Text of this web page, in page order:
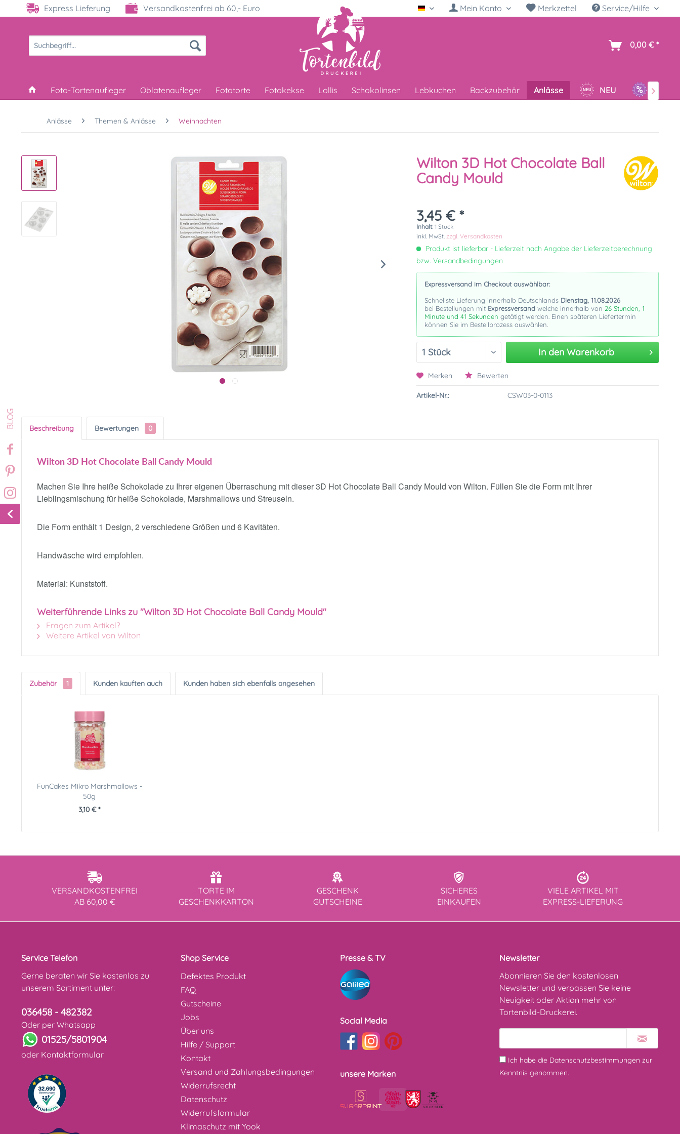
Express Lieferung Versandkostenfrei ab 60,- Euro Deutsch Mein Konto Merkzettel Service/Hilfe
0,00 € *
Foto-Tortenaufleger Oblatenaufleger Fototorte Fotokekse Lollis Schokolinsen Lebkuchen Backzubehör Anlässe NEU SALE

Anlässe Themen & Anlässe Weihnachten
Wilton 3D Hot Chocolate Ball
Candy Mould
3,45 € *
Inhalt:1 Stück
inkl. MwSt.zzgl. Versandkosten
Produkt ist lieferbar - Lieferzeit nach Angabe der Lieferzeitberechnung
bzw. Versandbedingungen
Expressversand im Checkout auswählbar:
Schnellste Lieferung innerhalb Deutschlands Dienstag, 11.08.2026
bei Bestellungen mit Expressversand welche innerhalb von26 Stunden, 1
Minute und 40 Sekunden getätigt werden. Einen späteren Liefertermin
können Sie im Bestellprozess auswählen.
In den Warenkorb
Merken Bewerten
Artikel-Nr.: CSW03-0-0113
Beschreibung Bewertungen 0
Wilton 3D Hot Chocolate Ball Candy Mould
Machen Sie Ihre heiße Schokolade zu Ihrer eigenen Überraschung mit dieser 3D Hot Chocolate Ball Candy Mould von Wilton. Füllen Sie die Form mit Ihrer
Lieblingsmischung für heiße Schokolade, Marshmallows und Streuseln.
Die Form enthält 1 Design, 2 verschiedene Größen und 6 Kavitäten.
Handwäsche wird empfohlen.
Material: Kunststoff.
Weiterführende Links zu "Wilton 3D Hot Chocolate Ball Candy Mould"
Fragen zum Artikel?
Weitere Artikel von Wilton
Zubehör 1 Kunden kauften auch Kunden haben sich ebenfalls angesehen
FunCakes Mikro Marshmallows -
50g
3,10 € *
VERSANDKOSTENFREI
AB 60,00 €
TORTE IM
GESCHENKKARTON
GESCHENK
GUTSCHEINE
SICHERES
EINKAUFEN
VIELE ARTIKEL MIT
EXPRESS-LIEFERUNG
Service Telefon
Gerne beraten wir Sie kostenlos zu
unserem Sortiment unter:
036458 - 482382
Oder per Whatsapp
01525/5801904
oder Kontaktformular
Shop Service
Defektes Produkt
FAQ
Gutscheine
Jobs
Über uns
Hilfe / Support
Kontakt
Versand und Zahlungsbedingungen
Widerrufsrecht
Datenschutz
Widerrufsformular
Klimaschutz mit Yook
Presse & TV
Social Media
unsere Marken
Newsletter
Abonnieren Sie den kostenlosen
Newsletter und verpassen Sie keine
Neuigkeit oder Aktion mehr von
Tortenbild-Druckerei.
Ich habe die Datenschutzbestimmungen zur
Kenntnis genommen.